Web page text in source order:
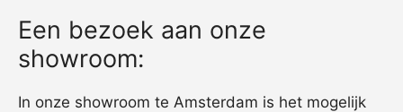
Een bezoek aan onze
showroom:
In onze showroom te Amsterdam is het mogelijk